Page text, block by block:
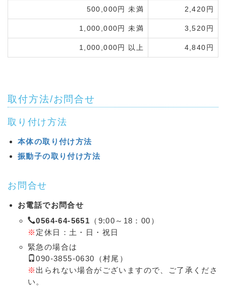
500,000円 未満 2,420円
1,000,000円 未満 3,520円
1,000,000円 以上 4,840円
取付方法/お問合せ
取り付け方法
本体の取り付け方法
振動子の取り付け方法
お問合せ
お電話でお問合せ
0564-64-5651 （9:00～18：00）
※ 定休日：土・日・祝日
緊急の場合は
090-3855-0630（村尾）
※ 出られない場合がございますので、ご了承くださ
い。